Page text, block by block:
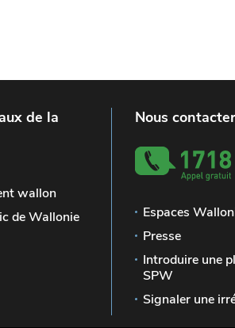
de la
wallon
de Wallonie
Nous contacter
Espaces
Presse
Introduire une
SPW
Signaler une